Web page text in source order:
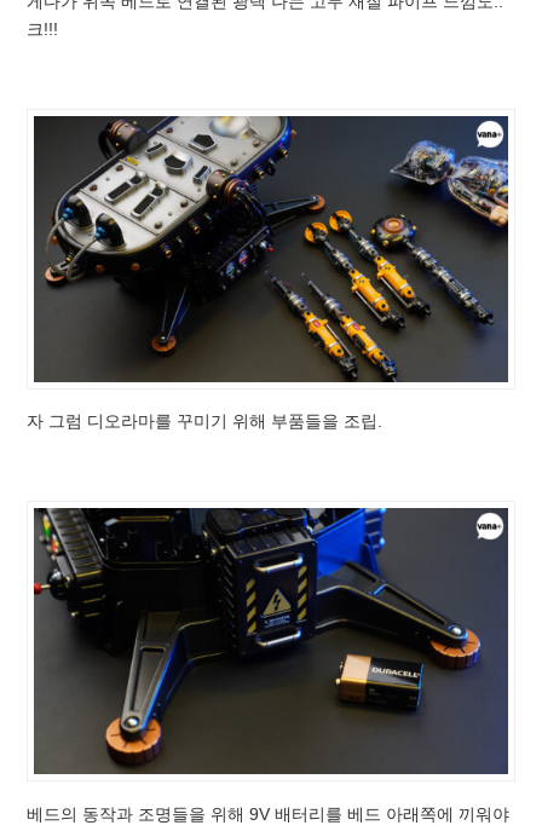
크!!!
자 그럼 디오라마를 꾸미기 위해 부품들을 조립.
베드의 동작과 조명들을 위해 9V 배터리를 베드 아래쪽에 끼워야